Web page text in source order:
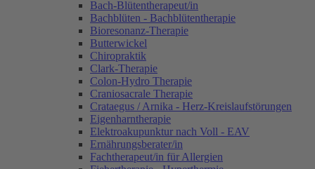
Bach-Blütentherapeut/in
Bachblüten - Bachblütentherapie
Bioresonanz-Therapie
Butterwickel
Chiropraktik
Clark-Therapie
Colon-Hydro Therapie
Craniosacrale Therapie
Crataegus / Arnika - Herz-Kreislaufstörungen
Eigenharntherapie
Elektroakupunktur nach Voll - EAV
Ernährungsberater/in
Fachtherapeut/in für Allergien